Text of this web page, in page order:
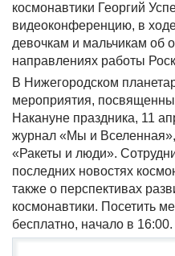
космонавтики Георгий
видеоконференцию, в
девочкам и мальчикам об
направлениях работы
В Нижегородском
мероприятия,
Накануне праздника, 11
журнал «Мы и Вселенная»,
«Ракеты и люди».
последних новостях
также о перспективах
космонавтики. Посетить
бесплатно, начало в 16:00.